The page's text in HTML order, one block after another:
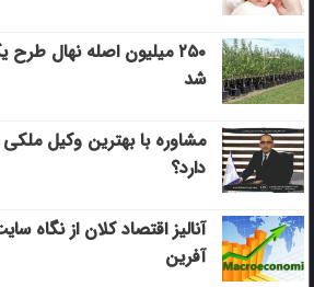
۲۵۰ میلیون اصله نهال
شد
مشاوره با بهترین وکیل ملکی
دارد؟
آنالیز اقتصاد کلان از نگاه
آفرین